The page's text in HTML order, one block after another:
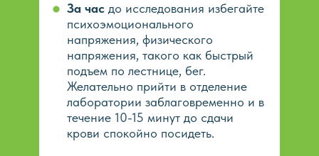
За час до исследования избегайте
психоэмоционального
напряжения, физического
напряжения, такого как быстрый
подъем по лестнице, бег.
Желательно прийти в отделение
лаборатории заблаговременно и в
течение 10-15 минут до сдачи
крови спокойно посидеть.